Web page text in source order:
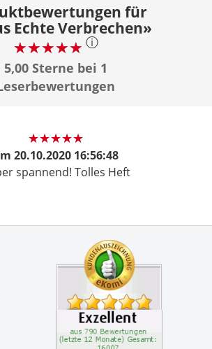
für
Echte Verbrechen»
ⓘ
5,00 Sterne bei 1
20.10.2020 16:56:48
spannend! Tolles Heft
Zertifikate